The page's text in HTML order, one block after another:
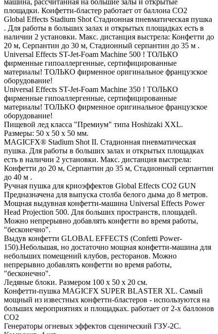
площадки. Конфетти-бластер работает от баллона СО2
Global Effects Stadium Shot Стадионная пневматическая пушка
. Для работы в больших залах и открытых площадках есть в
наличии 2 установки. Макс. дистанция выстрела: Конфетти до
20 м, Серпантин до 30 м, Стадионный серпантин до 35 м .
Universal Effects ST-Jet-Foam Machine 500 ! ТОЛЬКО
фирменные гипоаллергенные, сертифицированные
материалы! ТОЛЬКО фирменное оригинальное французское
оборудование!
Universal Effects ST-Jet-Foam Machine 350 ! ТОЛЬКО
фирменные гипоаллергенные, сертифицированные
материалы! ТОЛЬКО фирменное оригинальное французское
оборудование!
Пищевой лед класса "Премиум" типа Hoshizaki XXL.
Размеры: 50 х 50 х 50 мм.
MAGICFX® Stadium Shot II. Стадионная пневматическая
пушка. Для работы в больших залах и открытых площадках
есть в наличии 2 установки. Макс. дистанция выстрела:
Конфетти до 20 м, Серпантин до 35 м, Стадионный серпантин
до 40 м .
Ручная пушка для криоэффектов Global Effects CO2 GUN
Предназначена для выпуска столба белого дыма до 8 метров.
Мощная выдувная конфетти-машина Universal Effects Power
Head Projection 500. Для больших пространств, площадей.
Можно непрерывно добавлять конфетти во время работы,
"бесконечно".
Выдув конфетти GLOBAL EFFECTS (Confetti Power-
150).Небольшая, но достаточно мощная конфетти-машина для
небольших помещений клубов, ресторанов. Можно
непрерывно добавлять конфетти во время работы,
"бесконечно".
Ледяные блоки. Размером 100 х 50 х 20 см.
Конфетти-пушка MAGICFX SUPER BLASTER XL. Самый
мощный из известных конфетти-бластеров - используются на
больших мероприятиях и площадках. работает от 2-х баллонов
СО2
Генераторы огневых эффектов сценический ГЗУ-2С.